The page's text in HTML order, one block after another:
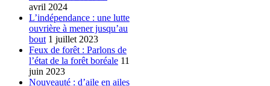
avril 2024
L’indépendance : une lutte
ouvrière à mener jusqu’au
bout 1 juillet 2023
Feux de forêt : Parlons de
l’état de la forêt boréale 11
juin 2023
Nouveauté : d’aile en ailes